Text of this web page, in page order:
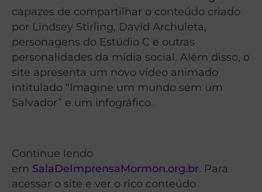
capazes de compartilhar o conteúdo criado
por Lindsey Stirling, David Archuleta,
personagens do Estúdio C e outras
personalidades da mídia social. Além disso, o
site apresenta um novo vídeo animado
intitulado “Imagine um mundo sem um
Salvador” e um infográfico.
Continue lendo
em SalaDeImprensaMormon.org.br. Para
acessar o site e ver o rico conteúdo